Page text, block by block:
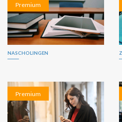
Premium
NASCHOLINGEN
Premium